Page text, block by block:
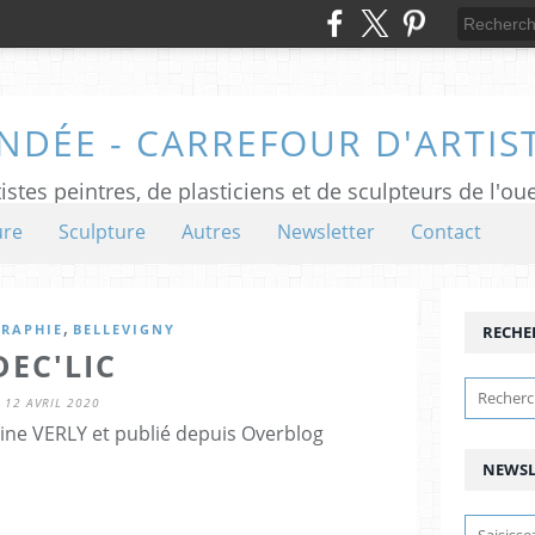
- CARREFOUR
peintres, de plasticiens et de sculpteurs de
Sculpture Autres Newsletter Contact
, BELLEVIGNY
12 AVRIL 2020
VERLY et publié depuis Overblog